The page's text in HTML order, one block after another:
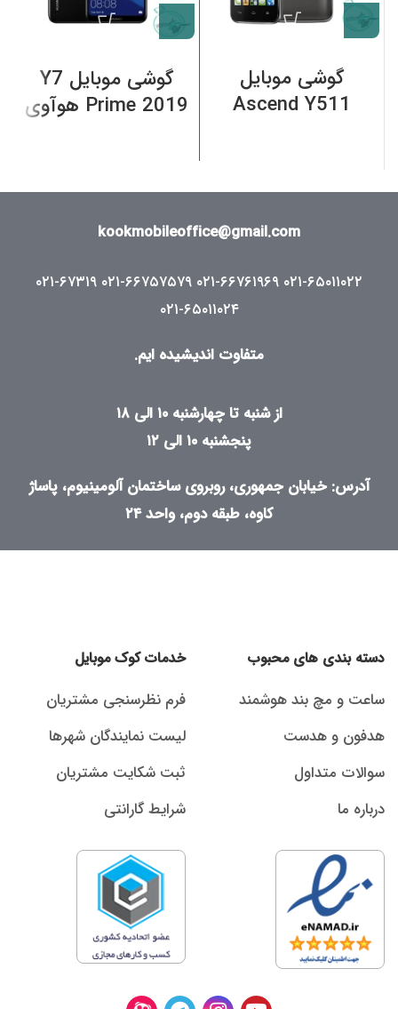
گوشی موبایل
Ascend Y511
گوشی موبایل Y7
Prime 2019 هوآوی
kookmobileoffice@gmail.com
۰۲۱-۶۷۳۱۹ ۰۲۱-۶۶۷۵۷۵۷۹ ۰۲۱-۶۶۷۶۱۹۶۹ ۰۲۱-۶۵۰۱۱۰۲۲
۰۲۱-۶۵۰۱۱۰۲۴
متفاوت اندیشیده ایم.
از شنبه تا چهارشنبه ۱۰ الی ۱۸
پنجشنبه ۱۰ الی ۱۲
آدرس: خیابان جمهوری، روبروی ساختمان آلومینیوم، پاساژ
کاوه، طبقه دوم، واحد ۲۴
دسته بندی های محبوب
ساعت و مچ بند هوشمند
هدفون و هدست
سوالات متداول
درباره ما
خدمات کوک موبایل
فرم نظرسنجی مشتریان
لیست نمایندگان شهرها
ثبت شکایت مشتریان
شرایط گارانتی